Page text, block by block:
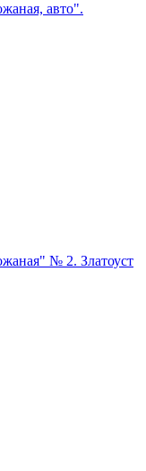
авто".
№ 2. Златоуст